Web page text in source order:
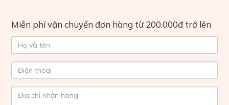
Miễn phí vận chuyển đơn hàng từ 200.000đ trở lên